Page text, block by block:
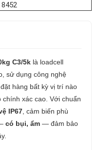
C3/5k là loadcell
sử dụng công nghệ
hàng bất kỳ vị trí nào
xác cao. Với chuẩn
IP67 , cảm biến phù
có bụi, ẩm — đảm bảo